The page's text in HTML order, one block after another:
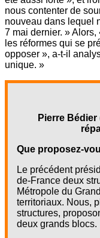
nous contenter de
nouveau dans lequel
7 mai dernier. »
les réformes qui se
opposer », a-t-il
unique. »
Pierre
Que proposez-
Le précédent
de-France deux
Métropole du
territoriaux. Nous,
structures,
deux grands blocs.